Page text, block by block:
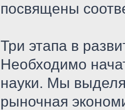
посвящены
Три этапа в
Необходимо
науки. Мы
рыночная